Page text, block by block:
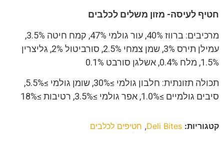
חטיף לעיסה- מזון משלים לכלבים
מרכיבים: ברווז 40%, עור גולמי 47%, קמח חיטה 3.5%,
עמילן תירס 3%, שמן צמחי 2.5%, סורביטול 2%, גליצרין
1.5%, מלח 0.4%, אשלגן סורבט 0.1%
תכולה תזונתית: חלבון גולמי ≥30%, שומן גולמי ≥5.5%,
סיבים גולמיים ≥1.0%, אפר גולמי ≥3.5%, רטיבות ≥18%
קטגוריות: Deli Bites
, חטיפים לכלבים